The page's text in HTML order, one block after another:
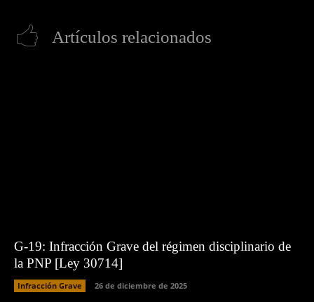
Artículos relacionados
G-19: Infracción Grave del régimen disciplinario de
la PNP [Ley 30714]
Infracción Grave 26 de diciembre de 2025